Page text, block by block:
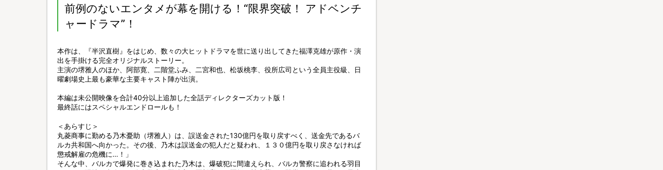
前例のないエンタメが幕を開ける！“限界突破！ アドベンチ
ャードラマ”！
本作は、『半沢直樹』をはじめ、数々の大ヒットドラマを世に送り出してきた福澤克雄が原作・演
出を手掛ける完全オリジナルストーリー。
主演の堺雅人のほか、阿部寛、二階堂ふみ、二宮和也、松坂桃李、役所広司という全員主役級、日
曜劇場史上最も豪華な主要キャスト陣が出演。
本編は未公開映像を合計40分以上追加した全話ディレクターズカット版！
最終話にはスペシャルエンドロールも！
＜あらすじ＞
丸菱商事に勤める乃木憂助（堺雅人）は、誤送金された130億円を取り戻すべく、送金先であるバ
ルカ共和国へ向かった。その後、乃木は誤送金の犯人だと疑われ、１３０億円を取り戻さなければ
懲戒解雇の危機に…！」
そんな中、バルカで爆発に巻き込まれた乃木は、爆破犯に間違えられ、バルカ警察に追われる羽目